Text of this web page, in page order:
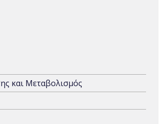
και Μεταβολισμός